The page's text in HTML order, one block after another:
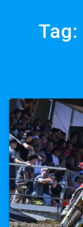
Tag: